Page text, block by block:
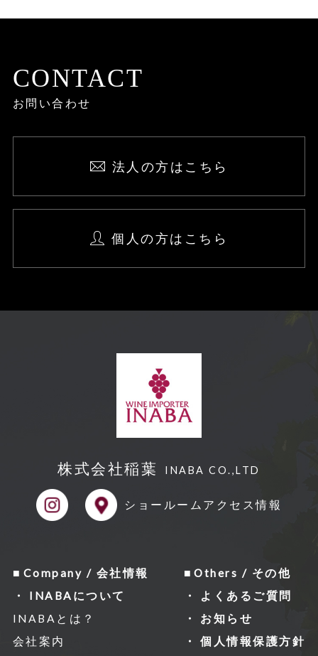
CONTACT
お問い合わせ
法人の方はこちら
個人の方はこちら
株式会社稲葉 INABA CO.,LTD
ショールーム アクセス情報
Company / 会社情報
INABAについて
INABAとは？
会社案内
Others / その他
よくあるご質問
お知らせ
個人情報保護方針